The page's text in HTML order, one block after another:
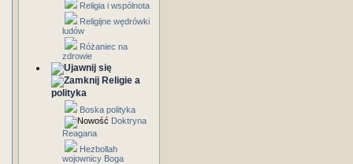
Religia i wspólnota
Religijne wędrówki
ludów
Różaniec na
zdrowie
Religie a
polityka
Boska polityka
Doktryna
Reagana
Hezbollah
wojownicy Boga